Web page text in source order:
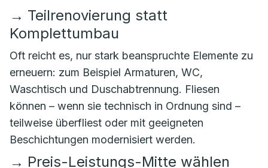
→ Teilrenovierung statt
Komplettumbau
Oft reicht es, nur stark beanspruchte Elemente zu
erneuern: zum Beispiel Armaturen, WC,
Waschtisch und Duschabtrennung. Fliesen
können – wenn sie technisch in Ordnung sind –
teilweise überfliest oder mit geeigneten
Beschichtungen modernisiert werden.
→ Preis-Leistungs-Mitte wählen